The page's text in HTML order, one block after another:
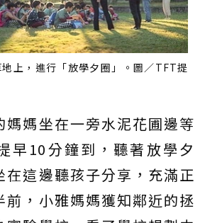
上，進行「放學夕圈」。圖／TFT提
媽媽坐在一旁水泥花圃邊等
早10分鐘到，聽著放學夕
在這邊聽孩子分享，充滿正
前，小雅媽媽獲知鄰近的拯